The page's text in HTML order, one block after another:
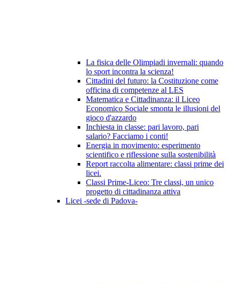
La fisica delle Olimpiadi invernali: quando
lo sport incontra la scienza!
Cittadini del futuro: la Costituzione come
officina di competenze al LES
Matematica e Cittadinanza: il Liceo
Economico Sociale smonta le illusioni del
gioco d'azzardo
Inchiesta in classe: pari lavoro, pari
salario? Facciamo i conti!
Energia in movimento: esperimento
scientifico e riflessione sulla sostenibilità
Report raccolta alimentare: classi prime dei
licei.
Classi Prime-Liceo: Tre classi, un unico
progetto di cittadinanza attiva
Licei -sede di Padova-